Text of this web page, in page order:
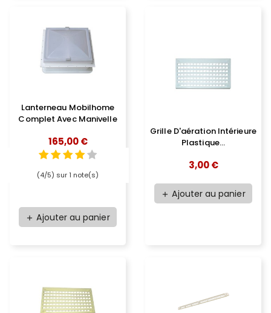
Lanterneau Mobilhome
Complet Avec Manivelle
165,00 €
(4/5) sur 1 note(s)
add Ajouter au panier
Grille D'aération Intérieure
Plastique...
3,00 €
add Ajouter au panier